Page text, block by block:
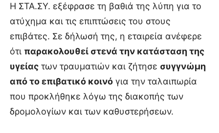
Η ΣΤΑ.ΣΥ. εξέφρασε τη βαθιά της λύπη για το
ατύχημα και τις επιπτώσεις του στους
επιβάτες. Σε δήλωσή της, η εταιρεία ανέφερε
ότι παρακολουθεί στενά την κατάσταση της
υγείας των τραυματιών και ζήτησε συγγνώμη
από το επιβατικό κοινό για την ταλαιπωρία
που προκλήθηκε λόγω της διακοπής των
δρομολογίων και των καθυστερήσεων.